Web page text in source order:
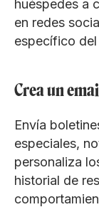
huéspedes a
en redes
específico del
Crea un
Envía
especiales,
personaliza
historial de